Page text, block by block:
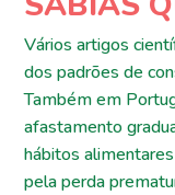
Vários artigos
dos padrões de
Também em
afastamento
hábitos
pela perda